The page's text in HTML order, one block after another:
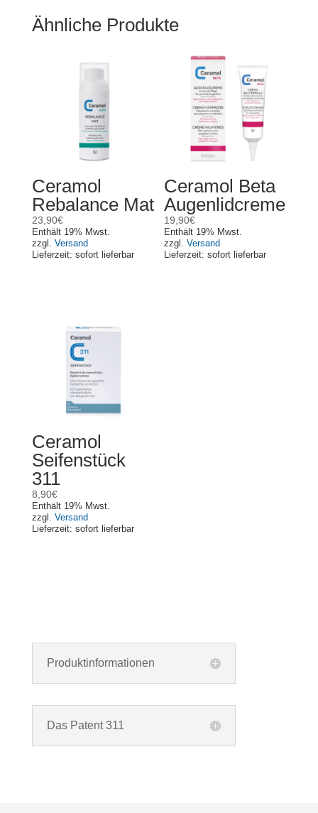
Ähnliche Produkte
Ceramol
Rebalance Mat
23,90€
Enthält 19% Mwst.
zzgl. Versand
Lieferzeit: sofort lieferbar
Ceramol Beta
Augenlidcreme
19,90€
Enthält 19% Mwst.
zzgl.Versand
Lieferzeit: sofort lieferbar
Ceramol
Seifenstück
311
8,90€
Enthält 19% Mwst.
zzgl. Versand
Lieferzeit: sofort lieferbar
Produktinformationen
Das Patent 311